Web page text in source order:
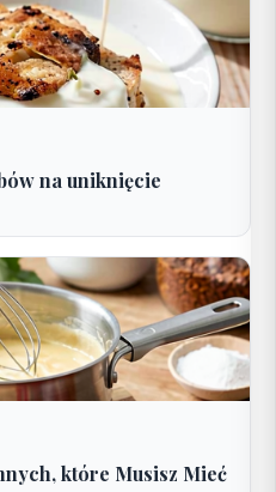
na uniknięcie
które Musisz Mieć